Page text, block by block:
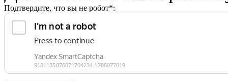
Подтвердите, что вы не робот*: